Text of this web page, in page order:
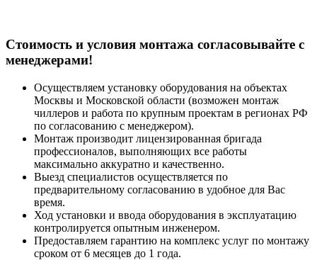
Cтоимость и условия монтажа согласовывайте с
менеджерами!
Осуществляем установку оборудования на объектах
Москвы и Московской области (возможен монтаж
чиллеров и работа по крупным проектам в регионах РФ
по согласованию с менеджером).
Монтаж производит лицензированная бригада
профессионалов, выполняющих все работы
максимально аккуратно и качественно.
Выезд специалистов осуществляется по
предварительному согласованию в удобное для Вас
время.
Ход установки и ввода оборудования в эксплуатацию
контролируется опытным инженером.
Предоставляем гарантию на комплекс услуг по монтажу
сроком от 6 месяцев до 1 года.